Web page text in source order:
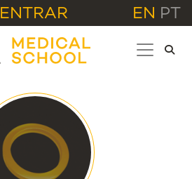
ENTRAR EN PT